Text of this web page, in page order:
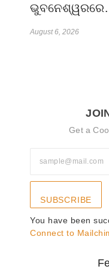
August 6, 2026
Get a
SUBSCRIBE
You have been
Connect to